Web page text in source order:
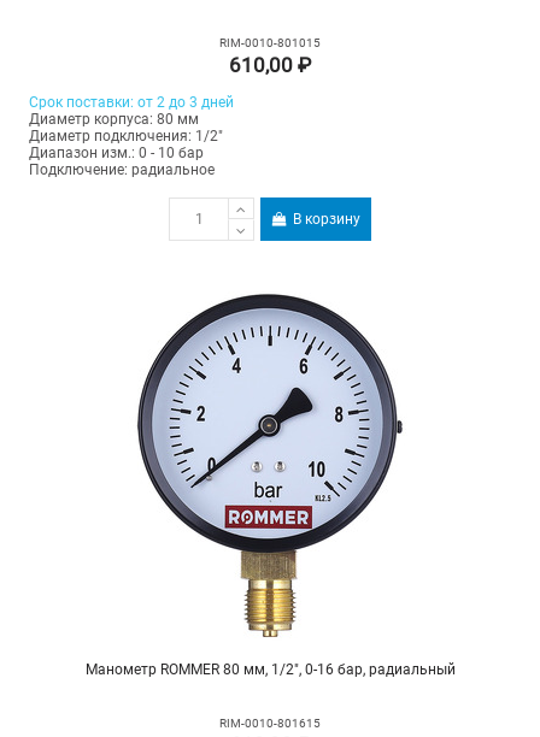
RIM-0010-801015
610,00 ₽
Срок поставки: от 2 до 3 дней
Диаметр корпуса: 80 мм
Диаметр подключения: 1/2"
Диапазон изм.: 0 - 10 бар
Подключение: радиальное
В корзину
Манометр ROMMER 80 мм, 1/2", 0-16 бар, радиальный
RIM-0010-801615